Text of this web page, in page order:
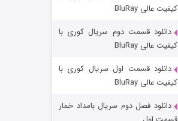
شکست استوارت در نجات جهان
کیفیت عالی BluRay
دانلود قسمت دوم سریال کوری با
کیفیت عالی BluRay
دانلود قسمت اول سریال کوری با
کیفیت عالی BluRay
دانلود فصل دوم سریال بامداد خمار